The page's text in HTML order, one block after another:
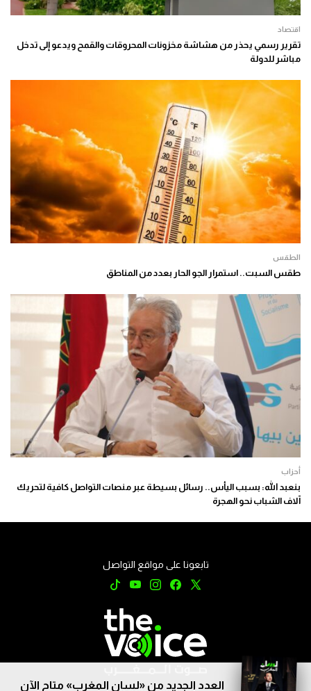
اقتصاد
تقرير رسمي يحذر من هشاشة مخزونات المحروقات والقمح ويدعو إلى تدخل
مباشر للدولة
الطقس
طقس السبت.. استمرار الجو الحار بعدد من المناطق
أحزاب
بنعبد الله: بسبب اليأس.. رسائل بسيطة عبر منصات التواصل كافية لتحريك
آلاف الشباب نحو الهجرة
العدد الجديد من «لسان المغرب» متاح الآن
تابعونا على مواقع التواصل